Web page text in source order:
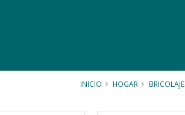
INICIO HOGAR BRICOLAJE